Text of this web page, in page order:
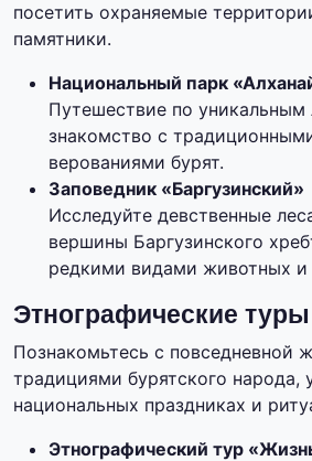
посетить охраняемые
памятники.
Национальный парк
Путешествие по
знакомство с
верованиями бурят.
Заповедник «Баргузинский»
Исследуйте девственные
вершины Баргузинского
редкими видами животных и
Этнографические туры
Познакомьтесь с повседневной
традициями бурятского народа,
национальных праздниках и
Этнографический тур